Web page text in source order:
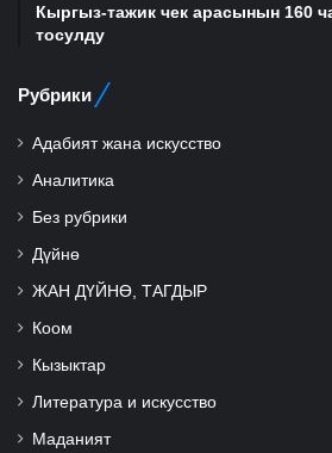
Кыргыз-тажик чек арасынын 160
тосулду
Рубрики
Адабият жана искусство
Аналитика
Без рубрики
Дүйнө
ЖАН ДҮЙНӨ, ТАГДЫР
Коом
Кызыктар
Литература и искусство
Маданият